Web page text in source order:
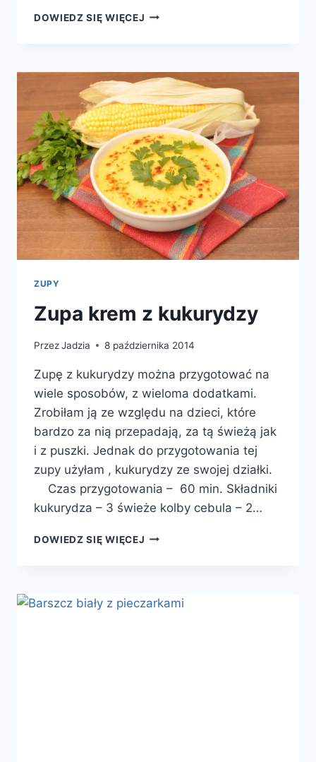
DOWIEDZ SIĘ WIĘCEJ ZUPA
ZUPY
Zupa krem z kukurydzy
PrzezJadzia 8 października 2014
Zupę z kukurydzy można przygotować na
wiele sposobów, z wieloma dodatkami.
Zrobiłam ją ze względu na dzieci, które
bardzo za nią przepadają, za tą świeżą jak
i z puszki. Jednak do przygotowania tej
zupy użyłam , kukurydzy ze swojej działki.
Czas przygotowania – 60 min. Składniki
kukurydza – 3 świeże kolby cebula – 2…
DOWIEDZ SIĘ WIĘCEJ ZUPA